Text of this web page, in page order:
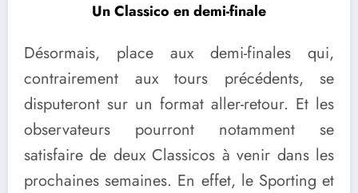
Un Classico en demi-finale
Désormais, place aux demi-finales qui,
contrairement aux tours précédents, se
disputeront sur un format aller-retour. Et les
observateurs pourront notamment se
satisfaire de deux Classicos à venir dans les
prochaines semaines. En effet, le Sporting et